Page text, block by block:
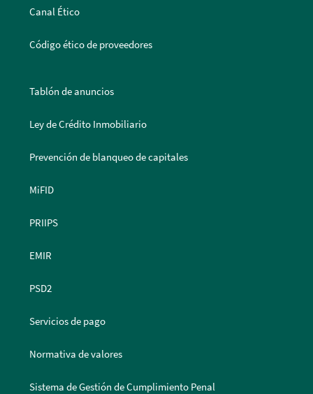
Canal Ético
Código ético de proveedores
Tablón de anuncios
Ley de Crédito Inmobiliario
Prevención de blanqueo de capitales
MiFID
PRIIPS
EMIR
PSD2
Servicios de pago
Normativa de valores
Sistema de Gestión de Cumplimiento Penal